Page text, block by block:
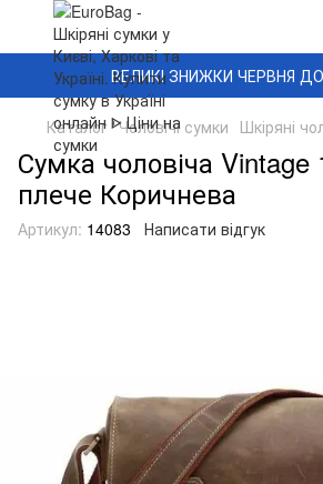
ВЕЛИКІ ЗНИЖКИ ЧЕРВНЯ
Каталог Чоловічі сумки Шкіряні
Сумка чоловіча Vintage
плече Коричнева
Артикул: 14083 Написати відгук